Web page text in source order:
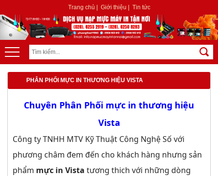
Trang chủ Giới thiệu Tin tức
PHÂN PHỐI MỰC IN THƯƠNG HIỆU VISTA
Chuyên Phân Phối mực in thương hiệu
Vista
Công ty TNHH MTV Kỹ Thuật Công Nghệ Số với
phương châm đem đến cho khách hàng nhưng sản
phẩm mực in Vista tương thich với những dòng